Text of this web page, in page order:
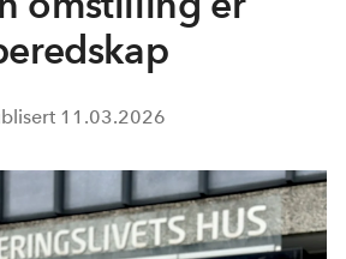
11.03.2026